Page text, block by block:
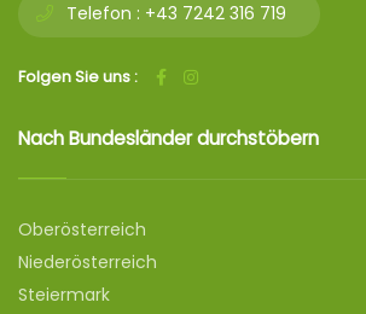
Telefon : +43 7242 316 719
Folgen Sie uns :
Nach Bundesländer durchstöbern
Oberösterreich
Niederösterreich
Steiermark